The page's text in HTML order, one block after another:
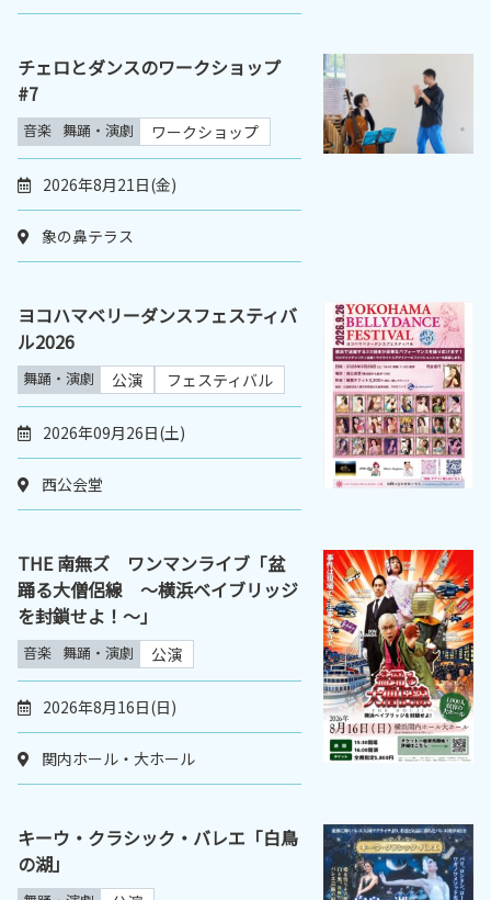
チェロとダンスのワークショップ
#7
音楽 舞踊・演劇 ワークショップ
2026年8月21日(金)
象の鼻テラス
ヨコハマベリーダンスフェスティバ
ル2026
舞踊・演劇 公演 フェスティバル
2026年09月26日(土)
西公会堂
THE 南無ズ ワンマンライブ「盆
踊る大僧侶線 ～横浜ベイブリッジ
を封鎖せよ！～｣
音楽 舞踊・演劇 公演
2026年8月16日(日)
関内ホール・大ホール
キーウ・クラシック・バレエ「白鳥
の湖」